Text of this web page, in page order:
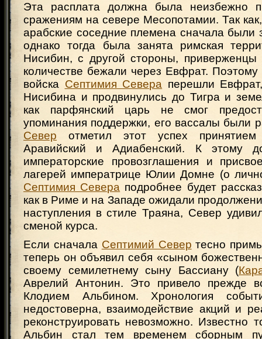
Эта расплата должна была неизбежно
сражениям на севере Месопотамии. Так
арабские соседние племена сначала были
однако тогда была занята римская
Нисибин, с другой стороны,
количестве бежали через Евфрат. Поэтому
войска Септимия Севера перешли
Нисибина и продвинулись до Тигра и
как парфянский царь не смог
упоминания поддержки, его вассалы были
Север отметил этот успех
Аравийский и Адиабенский. К этому
императорские провозглашения и
лагерей императрице Юлии Домне (о
Септимия Севера подробнее будет
как в Риме и на Западе ожидали
наступления в стиле Траяна, Север
сменой курса.
Если сначала Септимий Север тесно
теперь он объявил себя «сыном
своему семилетнему сыну Бассиану (
Аврелий Антонин. Это привело прежде
Клодием Альбином. Хронология
недостоверна, взаимодействие акций и
реконструировать невозможно. Известно
Альбин стал тем временем сборным